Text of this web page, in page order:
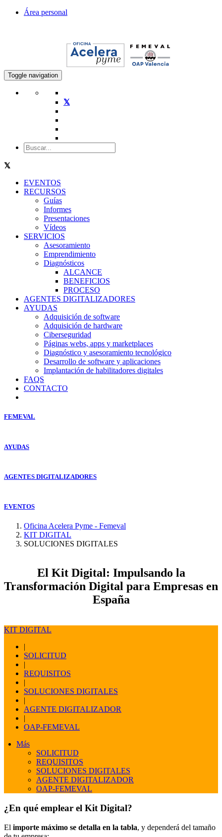
Área personal
Toggle navigation
EVENTOS
RECURSOS
Guías
Informes
Presentaciones
Vídeos
SERVICIOS
Asesoramiento
Emprendimiento
Diagnósticos
ALCANCE
BENEFICIOS
PROCESO
AGENTES DIGITALIZADORES
AYUDAS
Adquisición de software
Adquisición de hardware
Ciberseguridad
Páginas webs, apps y marketplaces
Diagnóstico y asesoramiento tecnológico
Desarrollo de software y aplicaciones
Implantación de habilitadores digitales
FAQS
CONTACTO
FEMEVAL
AYUDAS
AGENTES DIGITALIZADORES
EVENTOS
Oficina Acelera Pyme - Femeval
KIT DIGITAL
SOLUCIONES DIGITALES
El Kit Digital: Impulsando la
Transformación Digital para Empresas en
España
KIT DIGITAL
|
SOLICITUD
|
REQUISITOS
|
SOLUCIONES DIGITALES
|
AGENTE DIGITALIZADOR
|
OAP-FEMEVAL
Más
SOLICITUD
REQUISITOS
SOLUCIONES DIGITALES
AGENTE DIGITALIZADOR
OAP-FEMEVAL
¿En qué emplear el Kit Digital?
El importe máximo se detalla en la tabla, y dependerá del tamaño